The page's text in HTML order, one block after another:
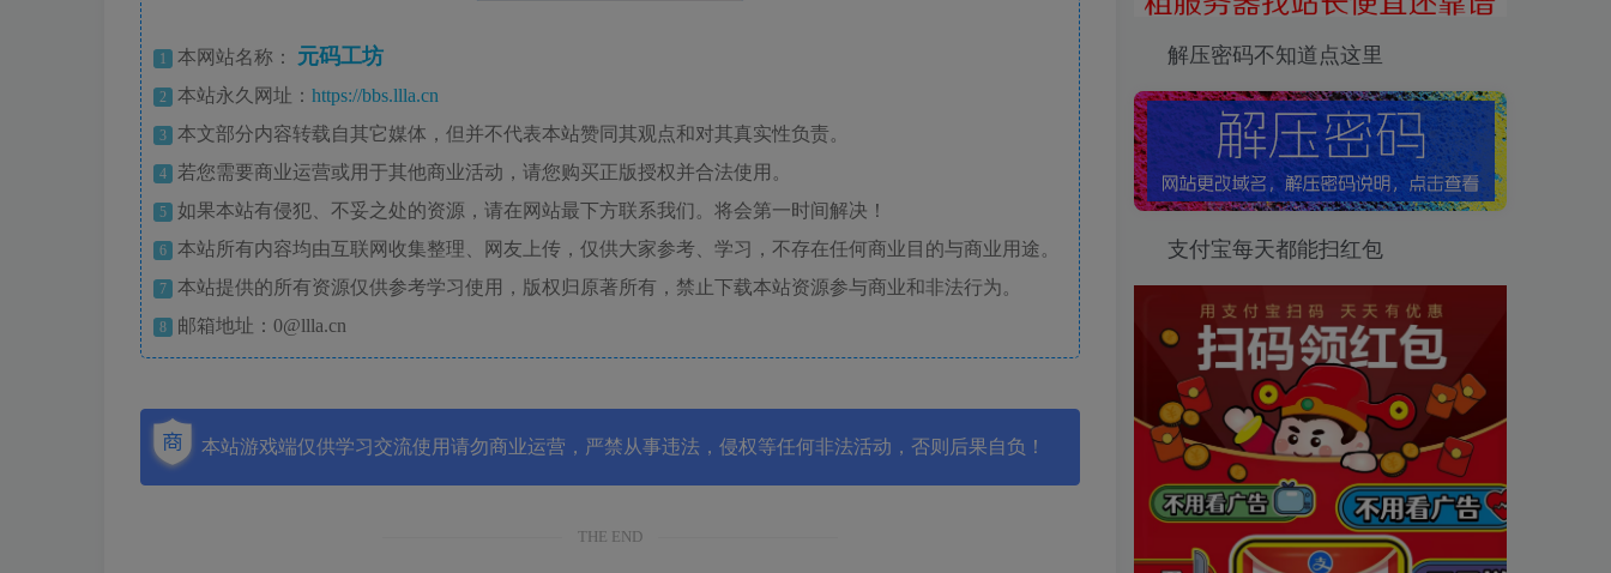
1 本网站名称： 元码工坊
2 本站永久网址： https://bbs.llla.cn
3 本文部分内容转载自其它媒体，但并不代表本站赞同其观点和对其真实性负责。
4 若您需要商业运营或用于其他商业活动，请您购买正版授权并合法使用。
5 如果本站有侵犯、不妥之处的资源，请在网站最下方联系我们。将会第一时间解决！
6 本站所有内容均由互联网收集整理、网友上传，仅供大家参考、学习，不存在任何商业目的与商业用途。
7 本站提供的所有资源仅供参考学习使用，版权归原著所有，禁止下载本站资源参与商业和非法行为。
8 邮箱地址：0@llla.cn
本站游戏端仅供学习交流使用请勿商业运营，严禁从事违法，侵权等任何非法活动，否则后果自负！
THE END
解压密码不知道点这里
支付宝每天都能扫红包